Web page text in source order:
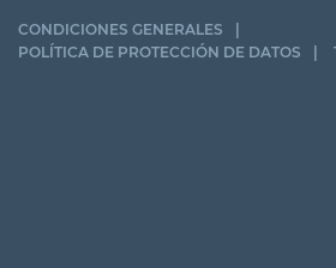
CONDICIONES GENERALES
POLÍTICA DE PROTECCIÓN DE DATOS